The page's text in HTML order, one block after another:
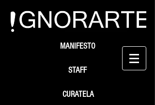
STAFF
MANIFESTO
CURATELA